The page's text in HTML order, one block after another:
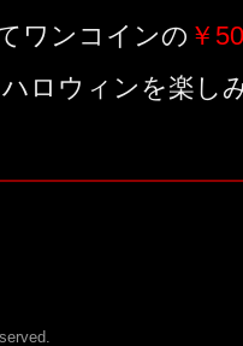
ワンコインの ￥
ロウィンを楽し